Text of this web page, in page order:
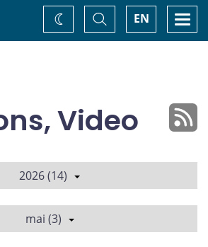
EN
Basculer
la
recherche
Changez
de
Video
2026 (14)
mai (3)